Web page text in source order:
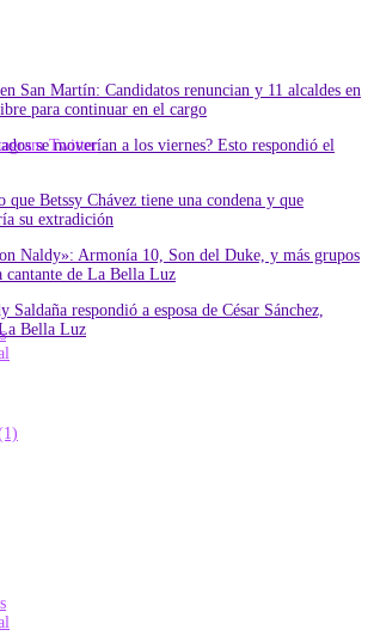
San Martín: Candidatos renuncian y 11 alcaldes en
para continuar en el cargo
se moverían a los viernes? Esto respondió el
Betssy Chávez tiene una condena y que
su extradición
Naldy»: Armonía 10, Son del Duke, y más grupos
cantante de La Bella Luz
Saldaña respondió a esposa de César Sánchez,
Bella Luz
Twitter